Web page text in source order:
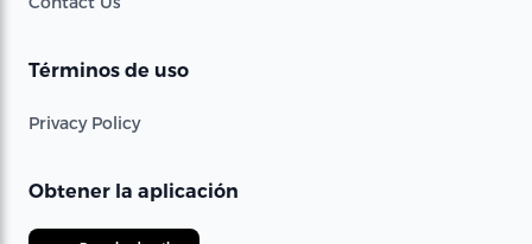
Términos de uso
Privacy Policy
Obtener la aplicación